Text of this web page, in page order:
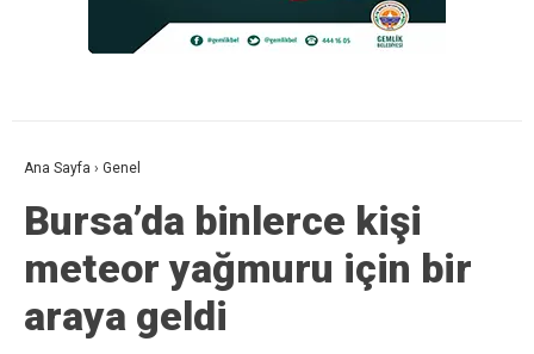
Ana Sayfa › Genel
Bursa’da binlerce kişi
meteor yağmuru için bir
araya geldi